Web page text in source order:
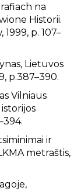
na
Historii.
p. 107–
Lietuvos
p.387–390.
Vilniaus
ir
metraštis,